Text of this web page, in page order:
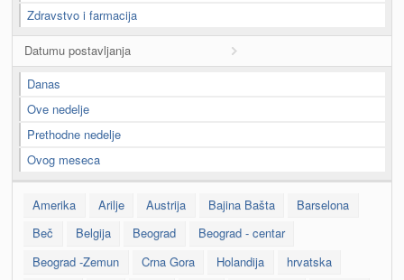
Zdravstvo i farmacija
Datumu postavljanja
Danas
Ove nedelje
Prethodne nedelje
Ovog meseca
Amerika Arilje Austrija Bajina Bašta
Barselona
Beč
Belgija Beograd
Beograd - centar
Beograd -Zemun
Crna Gora Holandija
hrvatska